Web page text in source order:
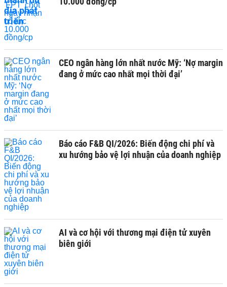
CEO ngân hàng lớn nhất nước Mỹ: ‘Nợ margin
đang ở mức cao nhất mọi thời đại’
Báo cáo F&B QI/2026: Biến động chi phí và
xu hướng bảo vệ lợi nhuận của doanh nghiệp
AI và cơ hội với thương mại điện tử xuyên
biên giới